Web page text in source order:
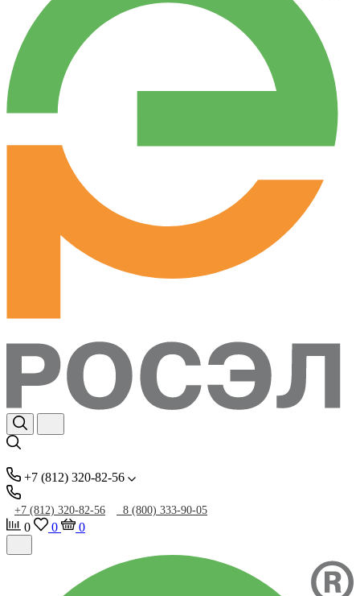
+7 (812) 320-82-56
+7 (812) 320-82-56 8 (800) 333-90-05
0 0 0